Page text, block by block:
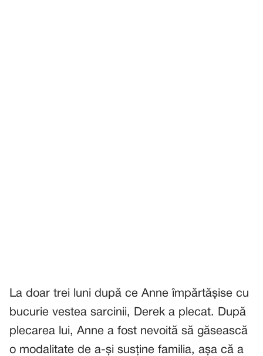
La doar trei luni după ce Anne împărtășise cu
bucurie vestea sarcinii, Derek a plecat. După
plecarea lui, Anne a fost nevoită să găsească
o modalitate de a-și susține familia, așa că a